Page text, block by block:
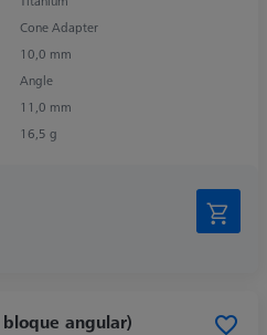
Cone Adapter
10,0 mm
Angle
11,0 mm
16,5 g
angular)